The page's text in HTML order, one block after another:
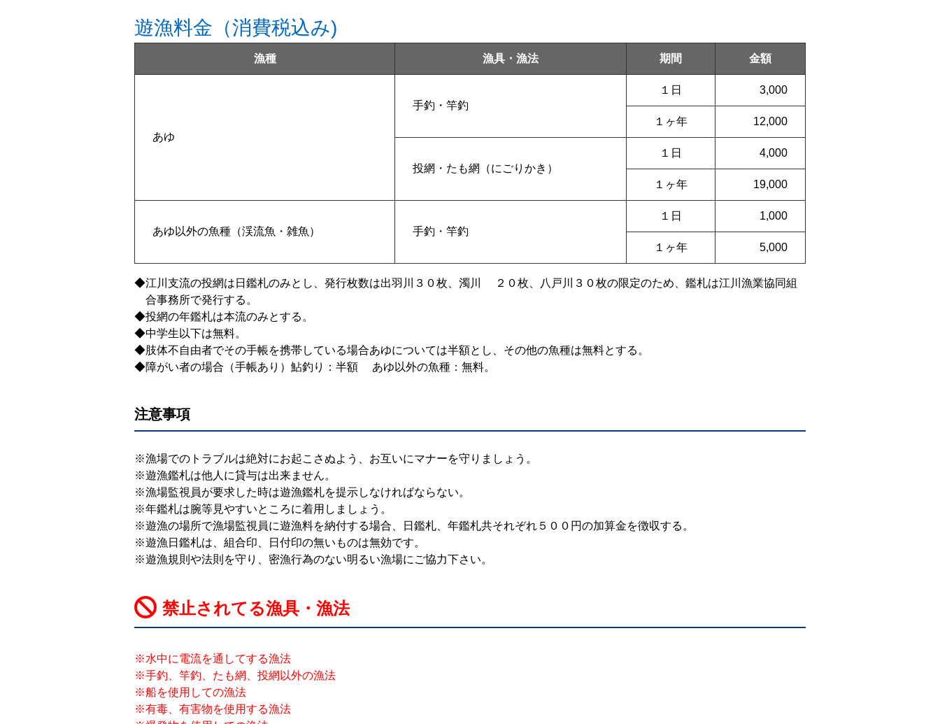
遊漁料金（消費税込み)
漁種 漁具・漁法 期間 金額
あゆ
手釣・竿釣
１日 3,000
１ヶ年 12,000
投網・たも網（にごりかき）
１日 4,000
１ヶ年 19,000
あゆ以外の魚種（渓流魚・雑魚） 手釣・竿釣
１日 1,000
１ヶ年 5,000
◆江川支流の投網は日鑑札のみとし、発行枚数は出羽川３０枚、濁川 ２０枚、八戸川３０枚の限定のため、鑑札は江川漁業協同組
合事務所で発行する。
◆投網の年鑑札は本流のみとする。
◆中学生以下は無料。
◆肢体不自由者でその手帳を携帯している場合あゆについては半額とし、その他の魚種は無料とする。
◆障がい者の場合（手帳あり）鮎釣り：半額 あゆ以外の魚種：無料。
注意事項
※漁場でのトラブルは絶対にお起こさぬよう、お互いにマナーを守りましょう。
※遊漁鑑札は他人に貸与は出来ません。
※漁場監視員が要求した時は遊漁鑑札を提示しなければならない。
※年鑑札は腕等見やすいところに着用しましょう。
※遊漁の場所で漁場監視員に遊漁料を納付する場合、日鑑札、年鑑札共それぞれ５００円の加算金を徴収する。
※遊漁日鑑札は、組合印、日付印の無いものは無効です。
※遊漁規則や法則を守り、密漁行為のない明るい漁場にご協力下さい。
禁止されてる漁具・漁法
※水中に電流を通してする漁法
※手釣、竿釣、たも網、投網以外の漁法
※船を使用しての漁法
※有毒、有害物を使用する漁法